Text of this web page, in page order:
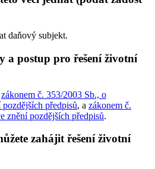
daňový subjekt.
a postup pro řešení životní
zákonem č. 353/2003 Sb., o
předpisů, a zákonem č.
znění pozdějších předpisů.
zahájit řešení životní